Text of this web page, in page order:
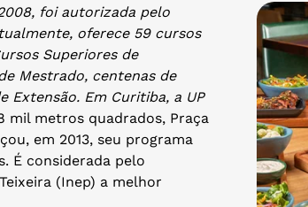
foi autorizada pelo
oferece 59 cursos
Superiores de
Mestrado, centenas de
Extensão. Em Curitiba, a UP
mil metros quadrados, Praça
em 2013, seu programa
É considerada pelo
(Inep) a melhor